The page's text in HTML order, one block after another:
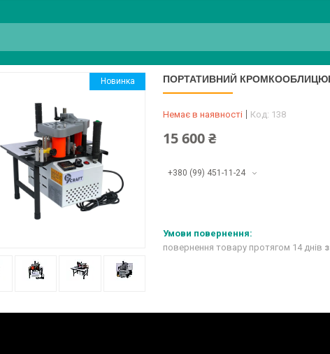
Новинка ПОРТАТИВНИЙ
Немає в наявності Код: 138
15 600 ₴
+380 (99) 451-11-24
повернення товару протягом 14 днів